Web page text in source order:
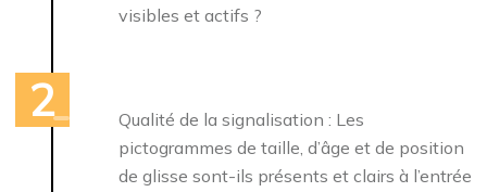
visibles et actifs ?
Qualité de la signalisation : Les
pictogrammes de taille, d’âge et de position
de glisse sont-ils présents et clairs à l’entrée